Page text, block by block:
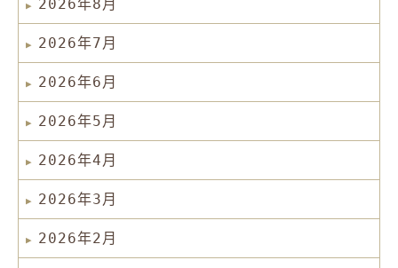
2026年8月
2026年7月
2026年6月
2026年5月
2026年4月
2026年3月
2026年2月